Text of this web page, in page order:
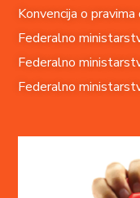
Konvencija o pravima
Federalno
Federalno
Federalno